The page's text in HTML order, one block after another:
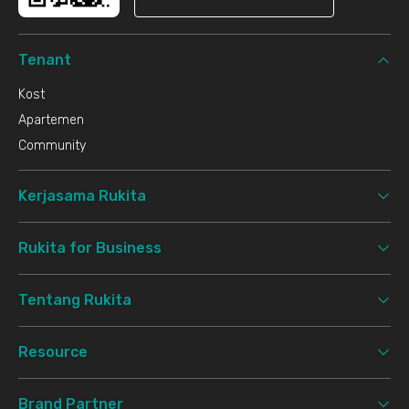
Tenant
Kost
Apartemen
Community
Kerjasama Rukita
Rukita for Business
Tentang Rukita
Resource
Brand Partner